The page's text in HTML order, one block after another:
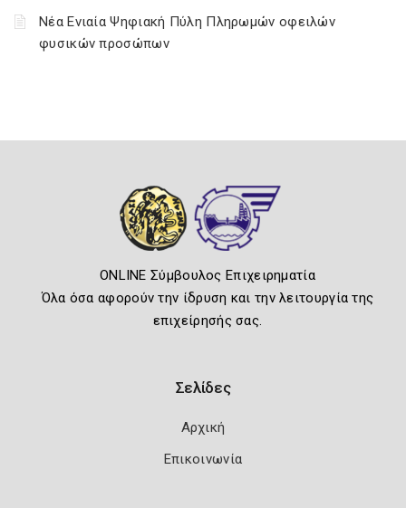
Νέα Ενιαία Ψηφιακή Πύλη Πληρωμών οφειλών
φυσικών προσώπων
ONLINE Σύμβουλος Επιχειρηματία
Όλα όσα αφορούν την ίδρυση και την λειτουργία της
επιχείρησής σας.
Σελίδες
Αρχική
Επικοινωνία